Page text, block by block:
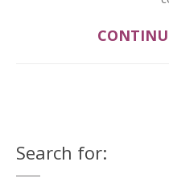
Search for: